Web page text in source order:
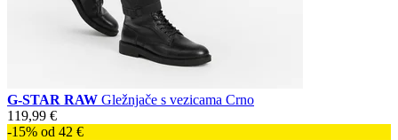
G-STAR RAW Gležnjače s vezicama Crno
119,99 €
-15% od 42 €